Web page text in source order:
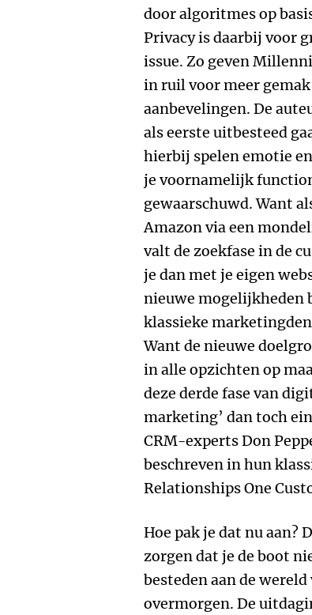
door algoritmes op
Privacy is daarbij voor
issue. Zo geven
in ruil voor meer
aanbevelingen. De
als eerste uitbesteed
hierbij spelen emotie
je voornamelijk
gewaarschuwd. Want
Amazon via een
valt de zoekfase in de
je dan met je eigen
nieuwe mogelijkheden
klassieke
Want de nieuwe
in alle opzichten op
deze derde fase van
marketing’ dan toch
CRM-experts Don
beschreven in hun
Relationships One
Hoe pak je dat nu aan?
zorgen dat je de boot
besteden aan de
overmorgen. De